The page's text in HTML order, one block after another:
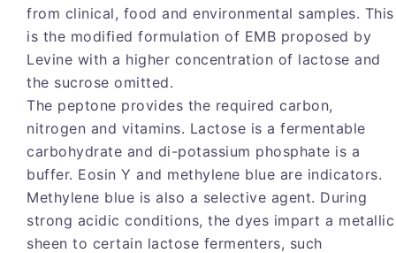
from clinical, food and environmental samples. This
is the modified formulation of EMB proposed by
Levine with a higher concentration of lactose and
the sucrose omitted.
The peptone provides the required carbon,
nitrogen and vitamins. Lactose is a fermentable
carbohydrate and di-potassium phosphate is a
buffer. Eosin Y and methylene blue are indicators.
Methylene blue is also a selective agent. During
strong acidic conditions, the dyes impart a metallic
sheen to certain lactose fermenters, such